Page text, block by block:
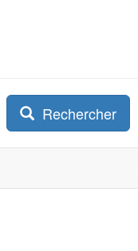
Rechercher